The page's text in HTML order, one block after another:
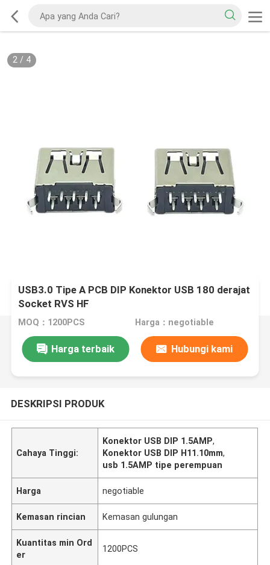
2/ 4
USB3.0 Tipe A PCB DIP Konektor USB 180 derajat
Socket RVS HF
MOQ：1200PCS Harga：negotiable
Harga terbaik Hubungi kami
DESKRIPSI PRODUK
Cahaya Tinggi:
Konektor USB DIP 1.5AMP,
Konektor USB DIP H11.10mm,
usb 1.5AMP tipe perempuan
Harga negotiable
Kemasan rincian Kemasan gulungan
Kuantitas min Ord
er
1200PCS